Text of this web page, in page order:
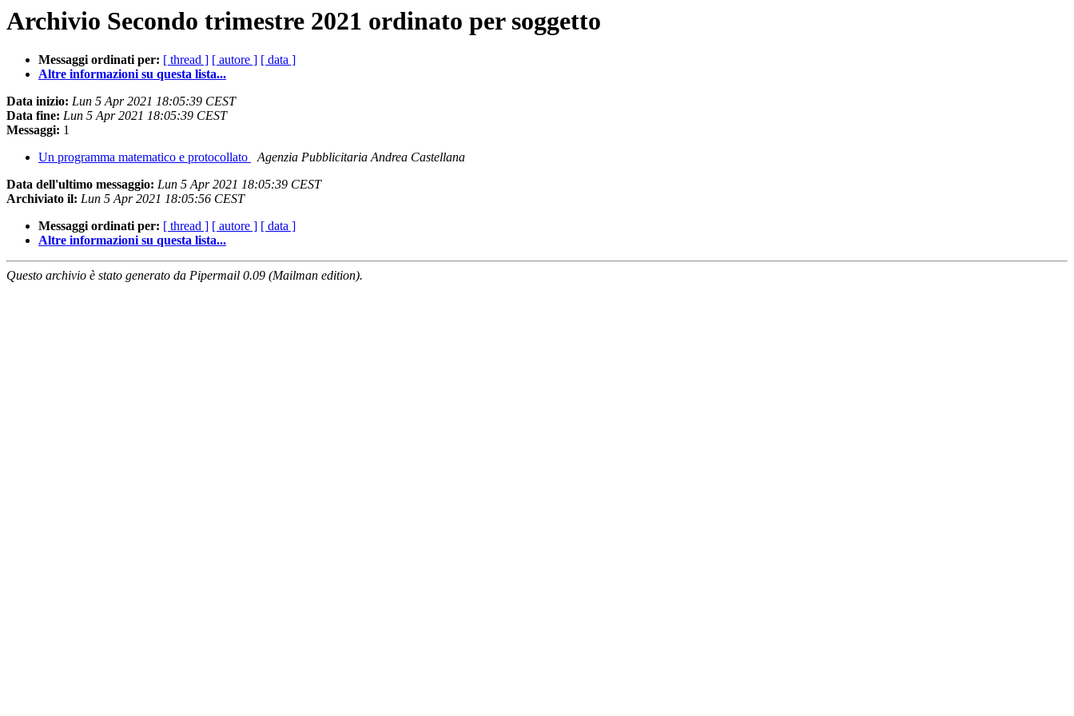
Archivio Secondo trimestre 2021 ordinato per soggetto
Messaggi ordinati per: [ thread ] [ autore ] [ data ]
Altre informazioni su questa lista...
Data inizio: Lun 5 Apr 2021 18:05:39 CEST
Data fine: Lun 5 Apr 2021 18:05:39 CEST
Messaggi: 1
Un programma matematico e protocollato
Agenzia Pubblicitaria Andrea Castellana
Data dell'ultimo messaggio: Lun 5 Apr 2021 18:05:39 CEST
Archiviato il: Lun 5 Apr 2021 18:05:56 CEST
Messaggi ordinati per: [ thread ] [ autore ] [ data ]
Altre informazioni su questa lista...
Questo archivio è stato generato da Pipermail 0.09 (Mailman edition).